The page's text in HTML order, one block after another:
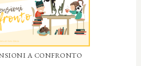
A CONFRONTO